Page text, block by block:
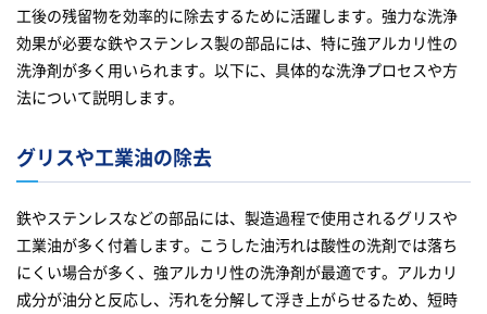
工後の残留物を効率的に除去するために活躍します。強力な洗浄
効果が必要な鉄やステンレス製の部品には、特に強アルカリ性の
洗浄剤が多く用いられます。以下に、具体的な洗浄プロセスや方
法について説明します。
グリスや工業油の除去
鉄やステンレスなどの部品には、製造過程で使用されるグリスや
工業油が多く付着します。こうした油汚れは酸性の洗剤では落ち
にくい場合が多く、強アルカリ性の洗浄剤が最適です。アルカリ
成分が油分と反応し、汚れを分解して浮き上がらせるため、短時